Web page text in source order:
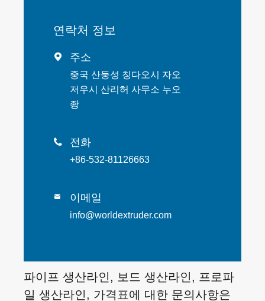
연락처 정보
 주소
중국 산둥성 칭다오시 자오
저우시 산리허 사무소 누오
좡
 전화
+86-532-81126663
 이메일
info@worldextruder.com
파이프 생산라인, 보드 생산라인, 프로파
일 생산라인, 가격표에 대한 문의사항은